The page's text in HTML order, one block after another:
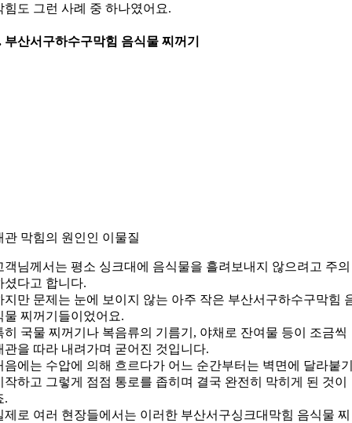
힘도 그런 사례 중 하나였어요.
부산서구하수구막힘 음식물 찌꺼기
관 막힘의 원인인 이물질
객님께서는 평소 싱크대에 음식물을 흘려보내지 않으려고 주의
셨다고 합니다.
지만 문제는 눈에 보이지 않는 아주 작은 부산서구하수구막힘
물 찌꺼기들이었어요.
히 국물 찌꺼기나 복음류의 기름기, 야채로 잔여물 등이 조금씩
관을 따라 내려가며 굳어진 것입니다.
음에는 수압에 의해 흐르다가 어느 순간부터는 벽면에 달라붙
작하고 그렇게 점점 통로를 좁히며 결국 완전히 막히게 된 것이
.
제로 여러 현장들에서는 이러한 부산서구싱크대막힘 음식물 찌